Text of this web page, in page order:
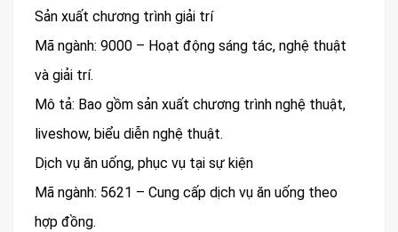
Sản xuất chương trình giải trí
Mã ngành: 9000 – Hoạt động sáng tác, nghệ thuật
và giải trí.
Mô tả: Bao gồm sản xuất chương trình nghệ thuật,
liveshow, biểu diễn nghệ thuật.
Dịch vụ ăn uống, phục vụ tại sự kiện
Mã ngành: 5621 – Cung cấp dịch vụ ăn uống theo
hợp đồng.